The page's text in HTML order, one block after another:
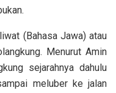
(Bahasa Jawa) atau
Menurut Amin
sejarahnya dahulu
meluber ke jalan